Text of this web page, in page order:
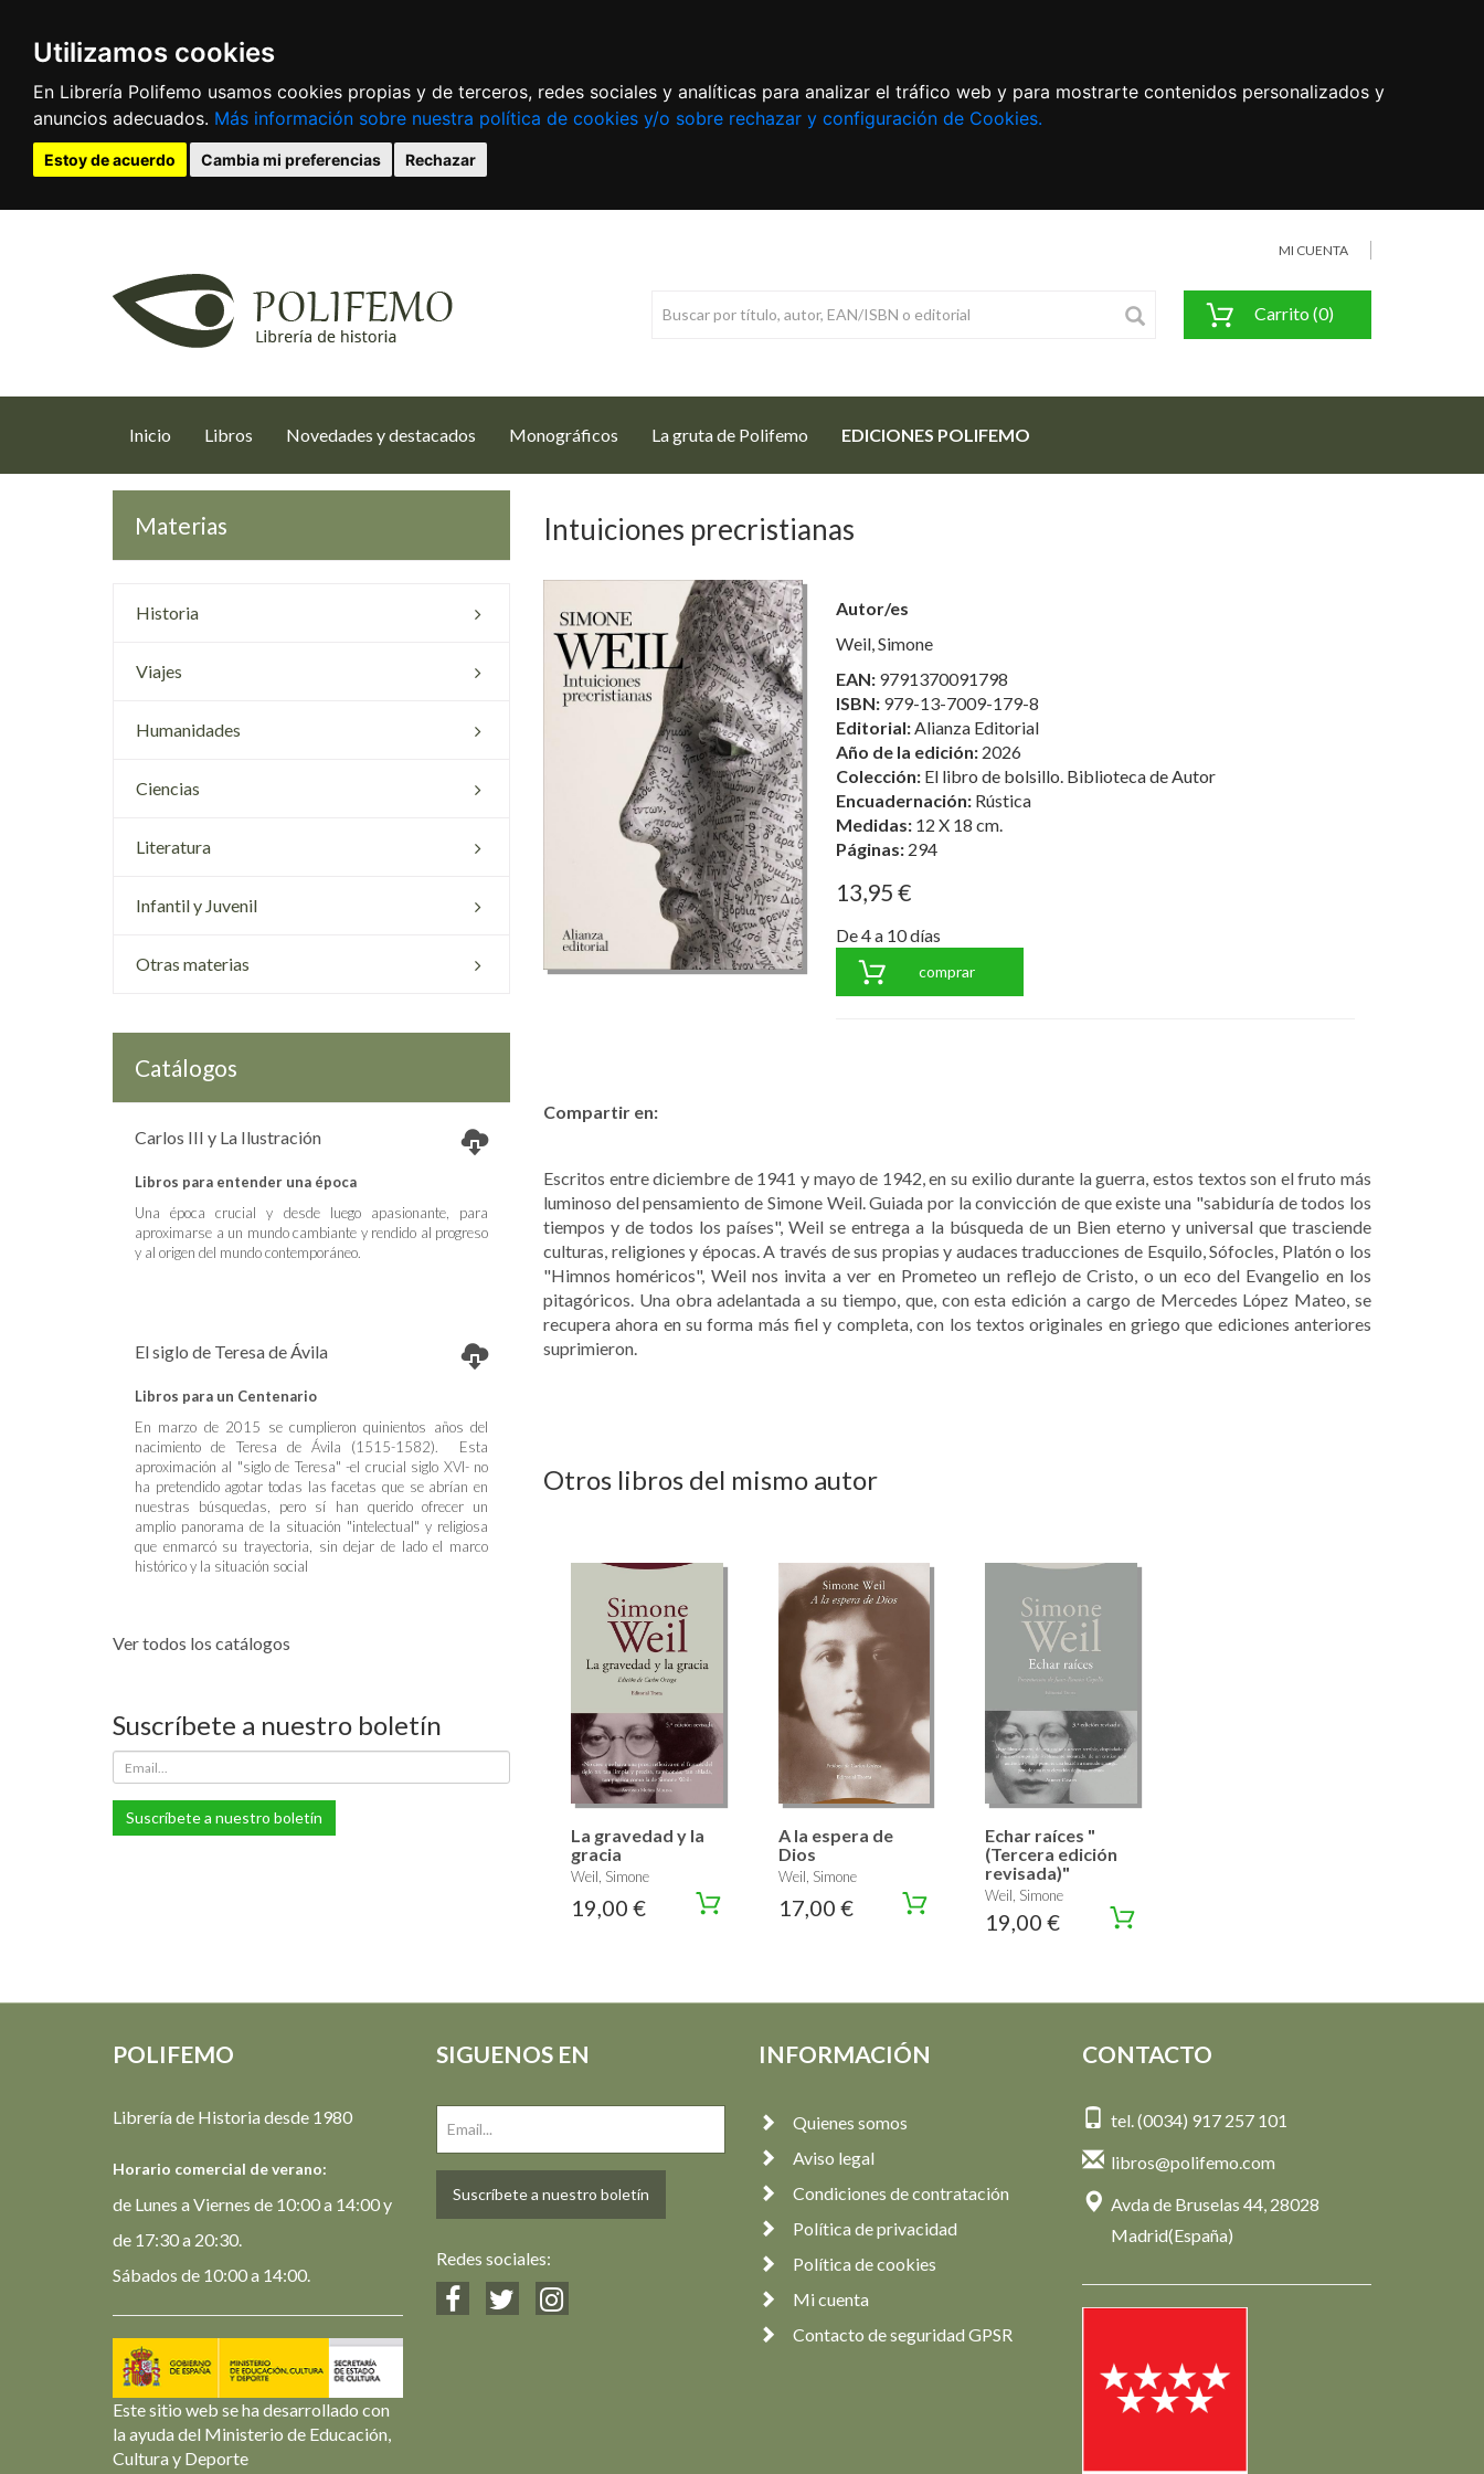
Utilizamos cookies
En Librería Polifemo usamos cookies propias y de terceros, redes sociales y analíticas para analizar el tráfico web y para mostrarte contenidos personalizados y
anuncios adecuados. Más información sobre nuestra política de cookies y/o sobre rechazar y configuración de Cookies.
Estoy de acuerdo Cambia mi preferencias Rechazar
MI CUENTA
Carrito (0)
Inicio (current)
Libros Novedades y destacados Monográficos La gruta de Polifemo EDICIONES POLIFEMO
Materias
Historia
Viajes
Humanidades
Ciencias
Literatura
Infantil y Juvenil
Otras materias
Catálogos
Carlos III y La Ilustración
Libros para entender una época
Una época crucial y desde luego apasionante, para
aproximarse a un mundo cambiante y rendido al progreso
y al origen del mundo contemporáneo.
El siglo de Teresa de Ávila
Libros para un Centenario
En marzo de 2015 se cumplieron quinientos años del
nacimiento de Teresa de Ávila (1515-1582). Esta
aproximación al "siglo de Teresa" -el crucial siglo XVI- no
ha pretendido agotar todas las facetas que se abrían en
nuestras búsquedas, pero sí han querido ofrecer un
amplio panorama de la situación "intelectual" y religiosa
que enmarcó su trayectoria, sin dejar de lado el marco
histórico y la situación social
Ver todos los catálogos
Suscríbete a nuestro boletín
Suscríbete a nuestro boletín
Intuiciones precristianas
Autor/es
Weil, Simone
EAN: 9791370091798
ISBN: 979-13-7009-179-8
Editorial:Alianza Editorial
Año de la edición: 2026
Colección: El libro de bolsillo. Biblioteca de Autor
Encuadernación: Rústica
Medidas: 12 X 18 cm.
Páginas: 294
13,95 €
De 4 a 10 días
comprar
Compartir en:
Escritos entre diciembre de 1941 y mayo de 1942, en su exilio durante la guerra, estos textos son el fruto más
luminoso del pensamiento de Simone Weil. Guiada por la convicción de que existe una "sabiduría de todos los
tiempos y de todos los países", Weil se entrega a la búsqueda de un Bien eterno y universal que trasciende
culturas, religiones y épocas. A través de sus propias y audaces traducciones de Esquilo, Sófocles, Platón o los
"Himnos homéricos", Weil nos invita a ver en Prometeo un reflejo de Cristo, o un eco del Evangelio en los
pitagóricos. Una obra adelantada a su tiempo, que, con esta edición a cargo de Mercedes López Mateo, se
recupera ahora en su forma más fiel y completa, con los textos originales en griego que ediciones anteriores
suprimieron.
Otros libros del mismo autor
La gravedad y la
gracia
Weil, Simone
19,00 €
A la espera de
Dios
Weil, Simone
17,00 €
Echar raíces "
(Tercera edición
revisada)"
Weil, Simone
19,00 €
POLIFEMO
Librería de Historia desde 1980
Horario comercial de verano:
de Lunes a Viernes de 10:00 a 14:00 y
de 17:30 a 20:30.
Sábados de 10:00 a 14:00.
Este sitio web se ha desarrollado con
la ayuda del Ministerio de Educación,
Cultura y Deporte
SIGUENOS EN
Suscríbete a nuestro boletín
Redes sociales:
INFORMACIÓN
Quienes somos
Aviso legal
Condiciones de contratación
Política de privacidad
Política de cookies
Mi cuenta
Contacto de seguridad GPSR
CONTACTO
tel. (0034) 917 257 101
libros@polifemo.com
Avda de Bruselas 44, 28028
Madrid(España)